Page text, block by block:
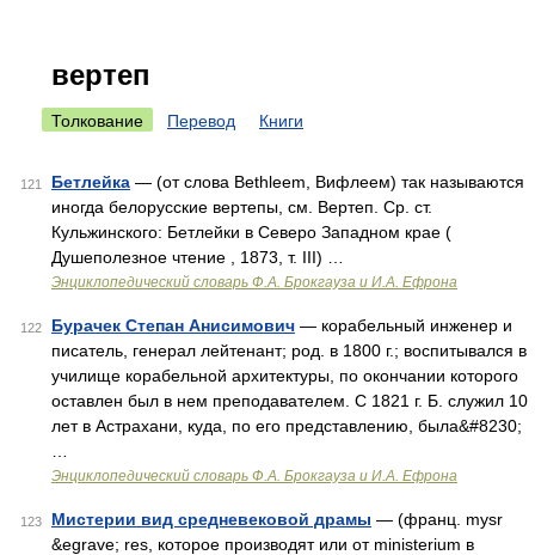
вертеп
Толкование Перевод Книги
121 Бетлейка — (от слова Bethleem, Вифлеем) так называются
иногда белорусские вертепы, см. Вертеп. Ср. ст.
Кульжинского: Бетлейки в Северо Западном крае (
Душеполезное чтение , 1873, т. III) …
Энциклопедический словарь Ф.А. Брокгауза и И.А. Ефрона
122 Бурачек Степан Анисимович — корабельный инженер и
писатель, генерал лейтенант; род. в 1800 г.; воспитывался в
училище корабельной архитектуры, по окончании которого
оставлен был в нем преподавателем. С 1821 г. Б. служил 10
лет в Астрахани, куда, по его представлению, была&#8230;
Энциклопедический словарь Ф.А. Брокгауза и И.А. Ефрона
123 Мистерии вид средневековой драмы — (франц. mysr
&egrave; res, которое производят или от ministerium в